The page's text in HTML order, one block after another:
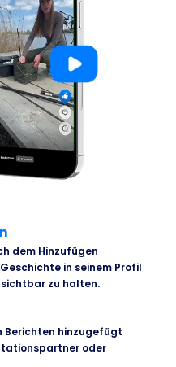
dem Hinzufügen
in seinem Profil
zu halten.
Berichten hinzugefügt
oder